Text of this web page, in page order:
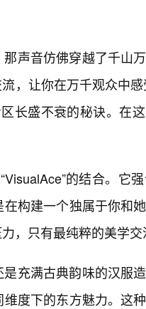
声音仿佛穿越了千山
，让你在万千观众中
长盛不衰的秘诀。在
的结合。它
构建一个独属于你和
，只有最纯粹的美学交
充满古典韵味的汉服
度下的东方魅力。这